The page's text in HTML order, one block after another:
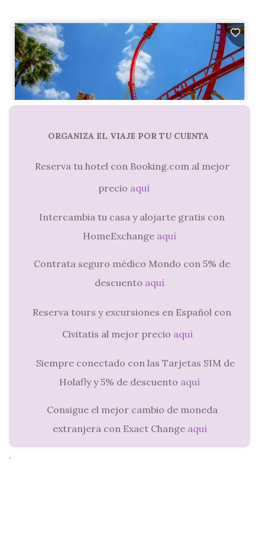
ORGANIZA EL VIAJE POR TU CUENTA
Reserva tu hotel con Booking.com al mejor
precio aquí
Intercambia tu casa y alojarte gratis con
HomeExchange aquí
Contrata seguro médico Mondo con 5% de
descuento aquí
Reserva tours y excursiones en Español con
Civitatis al mejor precio aquí
Siempre conectado con las Tarjetas SIM de
Holafly y 5% de descuento aquí
Consigue el mejor cambio de moneda
extranjera con Exact Change aquí
.